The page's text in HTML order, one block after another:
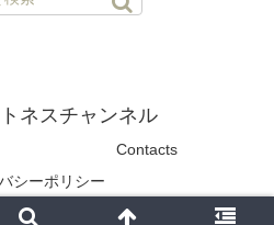
ネスチャンネル
Contacts
シーポリシー
ットネスチャンネル.